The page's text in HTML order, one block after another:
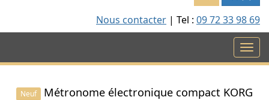
Nous contacter | Tel : 09 72 33 98 69
Neuf Métronome électronique compact KORG